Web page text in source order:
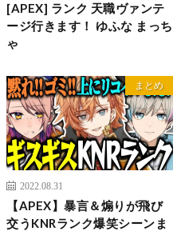
[APEX] ランク 天職ヴァンテ
ージ行きます！ ゆふな まっち
ゃ
まとめ
2022.08.31
【APEX】暴言＆煽りが飛び
交うKNRランク爆笑シーンま